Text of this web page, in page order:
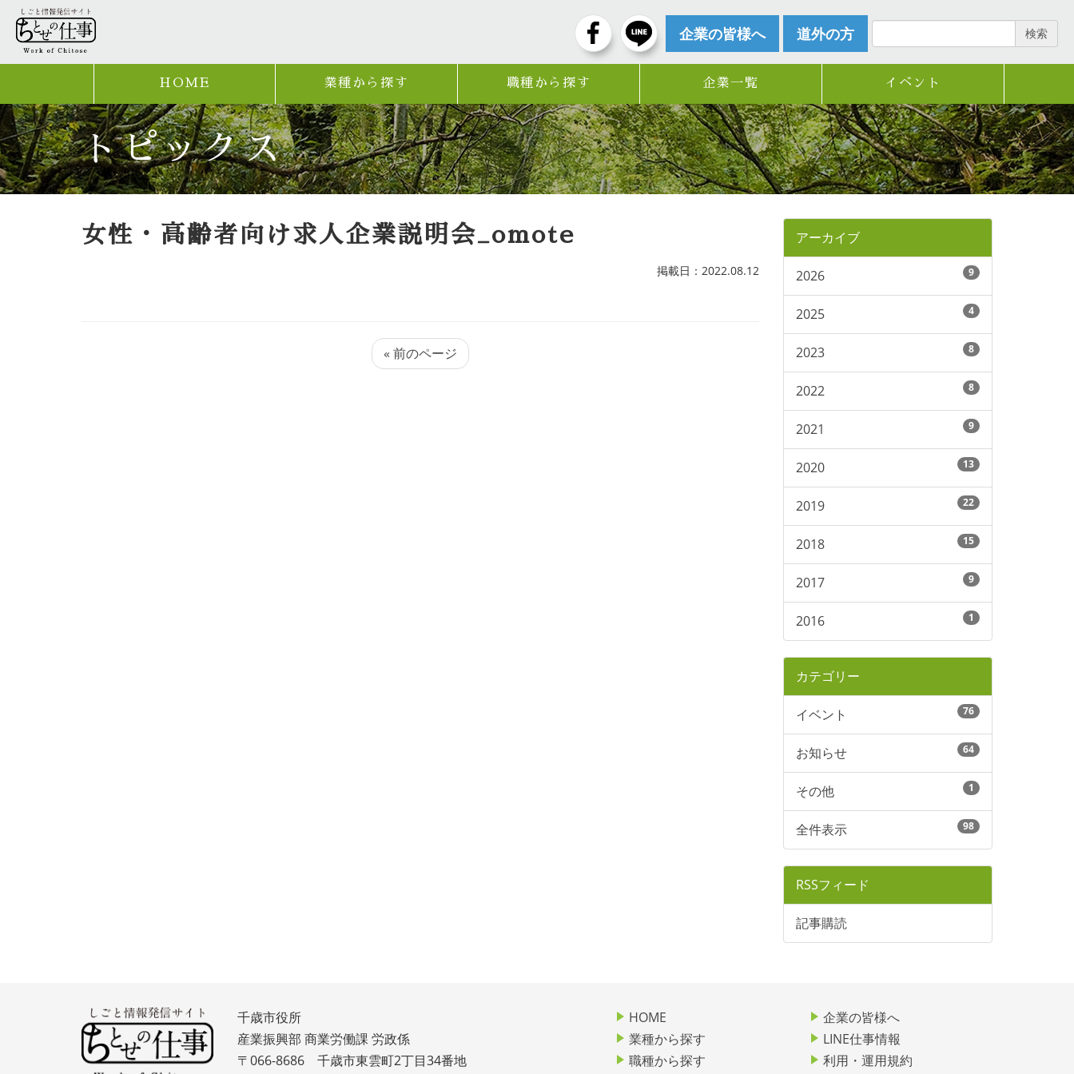
企業の皆様へ 道外の方 検索
HOME 業種から探す 職種から探す 企業一覧 イベント
トピックス
女性・高齢者向け求人企業説明会_omote
掲載日：2022.08.12
« 前のページ
アーカイブ
2026 9
2025 4
2023 8
2022 8
2021 9
2020 13
2019 22
2018 15
2017 9
2016 1
カテゴリー
イベント 76
お知らせ 64
その他 1
全件表示 98
RSSフィード
記事購読
千歳市役所
産業振興部 商業労働課 労政係
〒066-8686 千歳市東雲町2丁目34番地
HOME
業種から探す
職種から探す
企業の皆様へ
LINE仕事情報
利用・運用規約